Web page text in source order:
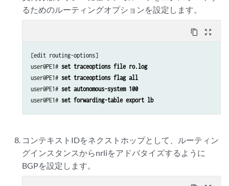
るためのルーティングオプションを設定します。
content_copy zoom_out_map
[edit routing-options]
user@PE1# set traceoptions file ro.log
user@PE1# set traceoptions flag all
user@PE1# set autonomous-system 100
user@PE1# set forwarding-table export lb
コンテキストIDをネクストホップとして、ルーティン
グインスタンスからnrliをアドバタイズするように
BGPを設定します。